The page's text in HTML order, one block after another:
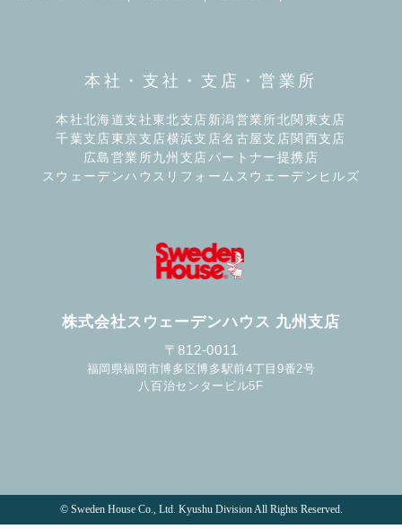
株式会社スウェーデンハウス 九州支店
〒812-0011
福岡県福岡市博多区博多駅前4丁目9番2号
八百治センタービル5F
本社・支社・支店・営業所
本社北海道支社東北支店 新潟営業所北関東支店
千葉支店 東京支店 横浜支店名古屋支店 関西支店
広島営業所九州支店 パートナー提携店
スウェーデンハウスリフォーム スウェーデンヒルズ
© Sweden House Co., Ltd. Kyushu Division All Rights Reserved.